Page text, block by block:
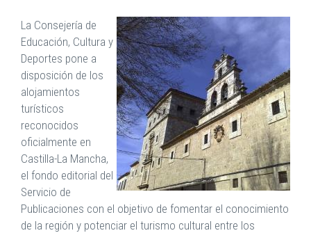
La Consejería de
Educación, Cultura y
Deportes pone a
disposición de los
alojamientos
turísticos
reconocidos
oficialmente en
Castilla-La Mancha,
el fondo editorial del
Servicio de
Publicaciones con el objetivo de fomentar el conocimiento
de la región y potenciar el turismo cultural entre los